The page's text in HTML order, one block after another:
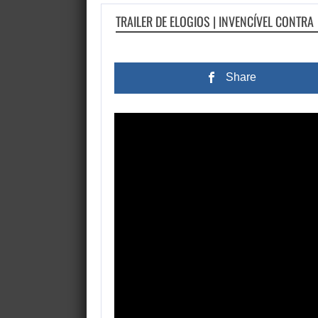
TRAILER DE ELOGIOS | INVENCÍVEL CONTRA
Share